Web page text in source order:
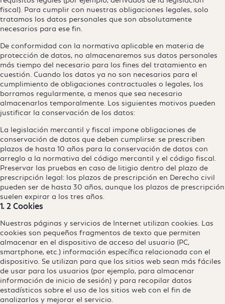
fiscal). Para cumplir con nuestras obligaciones legales, solo
tratamos los datos personales que son absolutamente
necesarios para ese fin.
De conformidad con la normativa aplicable en materia de
protección de datos, no almacenaremos sus datos personales
más tiempo del necesario para los fines del tratamiento en
cuestión. Cuando los datos ya no son necesarios para el
cumplimiento de obligaciones contractuales o legales, los
borramos regularmente, a menos que sea necesario
almacenarlos temporalmente. Los siguientes motivos pueden
justificar la conservación de los datos:
La legislación mercantil y fiscal impone obligaciones de
conservación de datos que deben cumplirse: se prescriben
plazos de hasta 10 años para la conservación de datos con
arreglo a la normativa del código mercantil y el código fiscal.
Preservar las pruebas en caso de litigio dentro del plazo de
prescripción legal: los plazos de prescripción en Derecho civil
pueden ser de hasta 30 años, aunque los plazos de prescripción
suelen expirar a los tres años.
1. 2 Cookies
Nuestras páginas y servicios de Internet utilizan cookies. Las
cookies son pequeños fragmentos de texto que permiten
almacenar en el dispositivo de acceso del usuario (PC,
smartphone, etc.) información específica relacionada con el
dispositivo. Se utilizan para que los sitios web sean más fáciles
de usar para los usuarios (por ejemplo, para almacenar
información de inicio de sesión) y para recopilar datos
estadísticos sobre el uso de los sitios web con el fin de
analizarlos y mejorar el servicio.